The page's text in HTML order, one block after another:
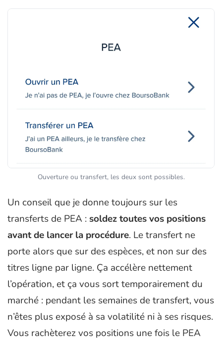
Ouverture ou transfert, les deux sont possibles.
Un conseil que je donne toujours sur les
transferts de PEA :soldez toutes vos positions
avant de lancer la procédure. Le transfert ne
porte alors que sur des espèces, et non sur des
titres ligne par ligne. Ça accélère nettement
l’opération, et ça vous sort temporairement du
marché : pendant les semaines de transfert, vous
n’êtes plus exposé à sa volatilité ni à ses risques.
Vous rachèterez vos positions une fois le PEA